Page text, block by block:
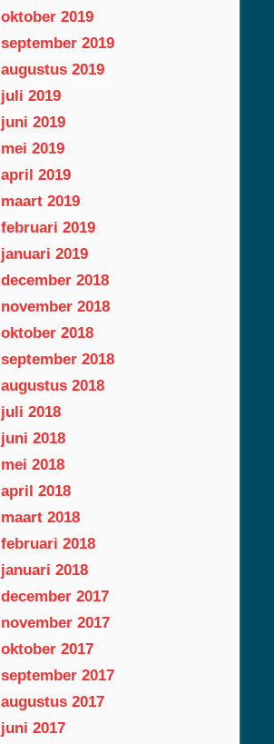
oktober 2019
september 2019
augustus 2019
juli 2019
juni 2019
mei 2019
april 2019
maart 2019
februari 2019
januari 2019
december 2018
november 2018
oktober 2018
september 2018
augustus 2018
juli 2018
juni 2018
mei 2018
april 2018
maart 2018
februari 2018
januari 2018
december 2017
november 2017
oktober 2017
september 2017
augustus 2017
juni 2017